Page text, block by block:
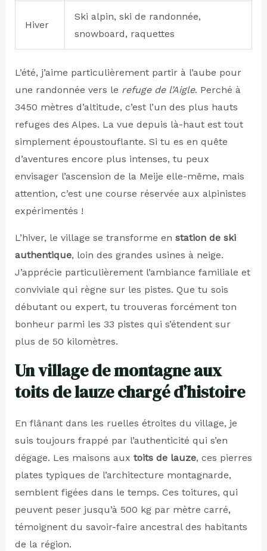
Hiver
Ski alpin, ski de randonnée,
snowboard, raquettes
L’été, j’aime particulièrement partir à l’aube pour
une randonnée vers le refuge de l’Aigle. Perché à
3450 mètres d’altitude, c’est l’un des plus hauts
refuges des Alpes. La vue depuis là-haut est tout
simplement époustouflante. Si tu es en quête
d’aventures encore plus intenses, tu peux
envisager l’ascension de la Meije elle-même, mais
attention, c’est une course réservée aux alpinistes
expérimentés !
L’hiver, le village se transforme en station de ski
authentique, loin des grandes usines à neige.
J’apprécie particulièrement l’ambiance familiale et
conviviale qui règne sur les pistes. Que tu sois
débutant ou expert, tu trouveras forcément ton
bonheur parmi les 33 pistes qui s’étendent sur
plus de 50 kilomètres.
Un village de montagne aux
toits de lauze chargé d’histoire
En flânant dans les ruelles étroites du village, je
suis toujours frappé par l’authenticité qui s’en
dégage. Les maisons aux toits de lauze, ces pierres
plates typiques de l’architecture montagnarde,
semblent figées dans le temps. Ces toitures, qui
peuvent peser jusqu’à 500 kg par mètre carré,
témoignent du savoir-faire ancestral des habitants
de la région.